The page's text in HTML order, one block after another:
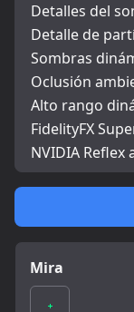
Mira
Detalles del
Detalle de
Sombras
Oclusión
Alto rango
FidelityFX
NVIDIA Reflex